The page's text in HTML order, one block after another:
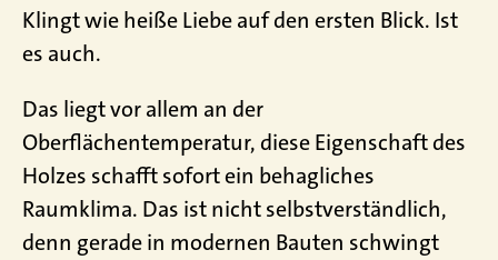
Klingt wie heiße Liebe auf den ersten Blick. Ist
es auch.
Das liegt vor allem an der
Oberflächentemperatur, diese Eigenschaft des
Holzes schafft sofort ein behagliches
Raumklima. Das ist nicht selbstverständlich,
denn gerade in modernen Bauten schwingt